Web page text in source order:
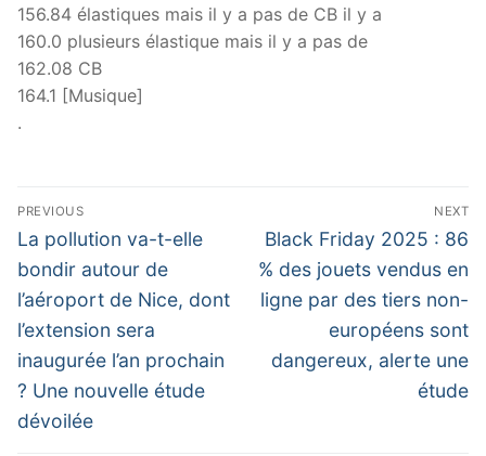
156.84 élastiques mais il y a pas de CB il y a
160.0 plusieurs élastique mais il y a pas de
162.08 CB
164.1 [Musique]
.
Navigation
de
l’article
PREVIOUS
Previous
post:
La pollution va-t-elle
bondir autour de
l’aéroport de Nice, dont
l’extension sera
inaugurée l’an prochain
? Une nouvelle étude
dévoilée
NEXT
Next
post:
Black Friday 2025 : 86
% des jouets vendus en
ligne par des tiers non-
européens sont
dangereux, alerte une
étude